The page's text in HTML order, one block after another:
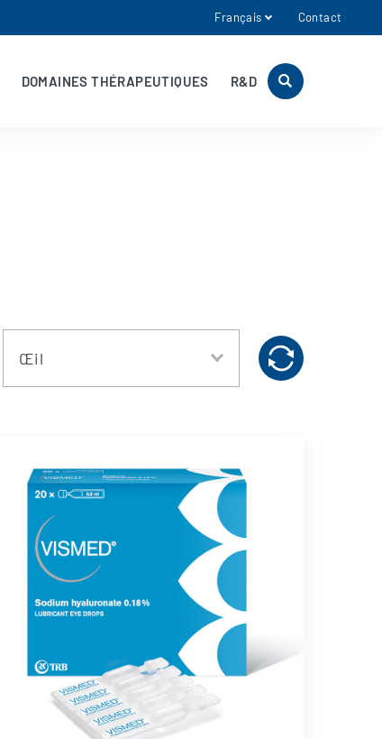
Français Contact
DOMAINES THÉRAPEUTIQUES R&D
Œil